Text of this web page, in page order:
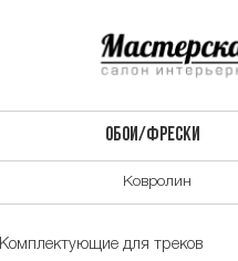
ОБОИ/ФРЕСКИ
Ковролин
Комплектующие для треков